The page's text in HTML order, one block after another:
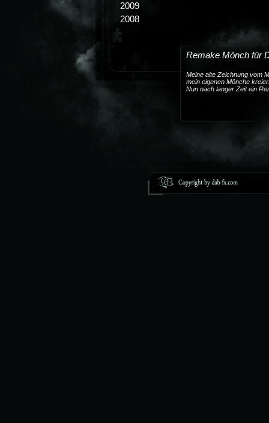
Remake Mönch für
Meine alte Zeichnung vom
mein eigenen Mönche
Nun nach langer Zeit ein
2009
2008